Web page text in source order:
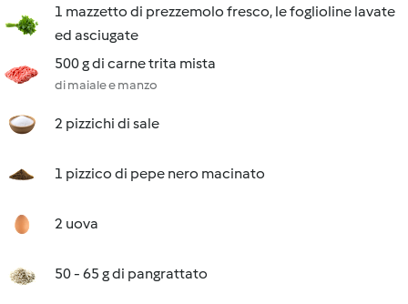
1 mazzetto di prezzemolo fresco, le foglioline lavate
ed asciugate
500 g di carne trita mista
di maiale e manzo
2 pizzichi di sale
1 pizzico di pepe nero macinato
2 uova
50 - 65 g di pangrattato